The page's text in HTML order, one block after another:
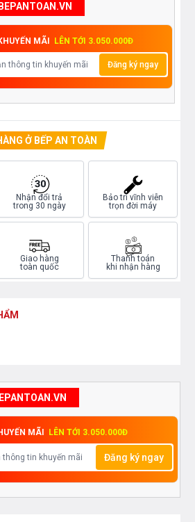
MÃI LÊN TỚI 3.050.000Đ
Đăng ký ngay
Ở BẾP AN TOÀN
Nhận đổi trả
trong 30 ngày
Bảo trì vĩnh viễn
trọn đời máy
Giao hàng
toàn quốc
Thanh toán
khi nhận hàng
MÃI LÊN TỚI 3.050.000Đ
Đăng ký ngay